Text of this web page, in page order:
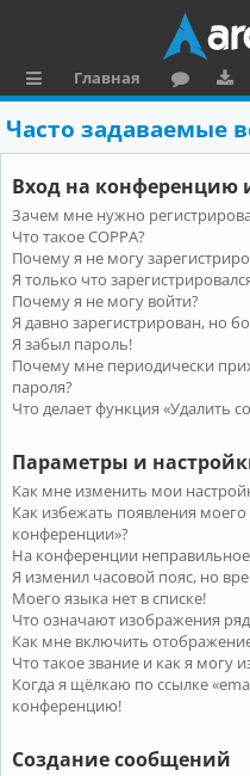
ы
л
к
и
Главная
ру
м
ру
зк
и
Часто задаваемые
Вход на конференцию
Зачем мне нужно
Что такое COPPA?
Почему я не могу
Я только что
Почему я не могу войти?
Я давно зарегистрирован, но
Я забыл пароль!
Почему мне периодически
пароля?
Что делает функция «Удалить
Параметры и
Как мне изменить мои
Как избежать появления
конференции»?
На конференции
Я изменил часовой пояс, но
Моего языка нет в списке!
Что означают изображения
Как мне включить
Что такое звание и как я могу
Когда я щёлкаю по ссылке
конференцию!
Создание сообщений